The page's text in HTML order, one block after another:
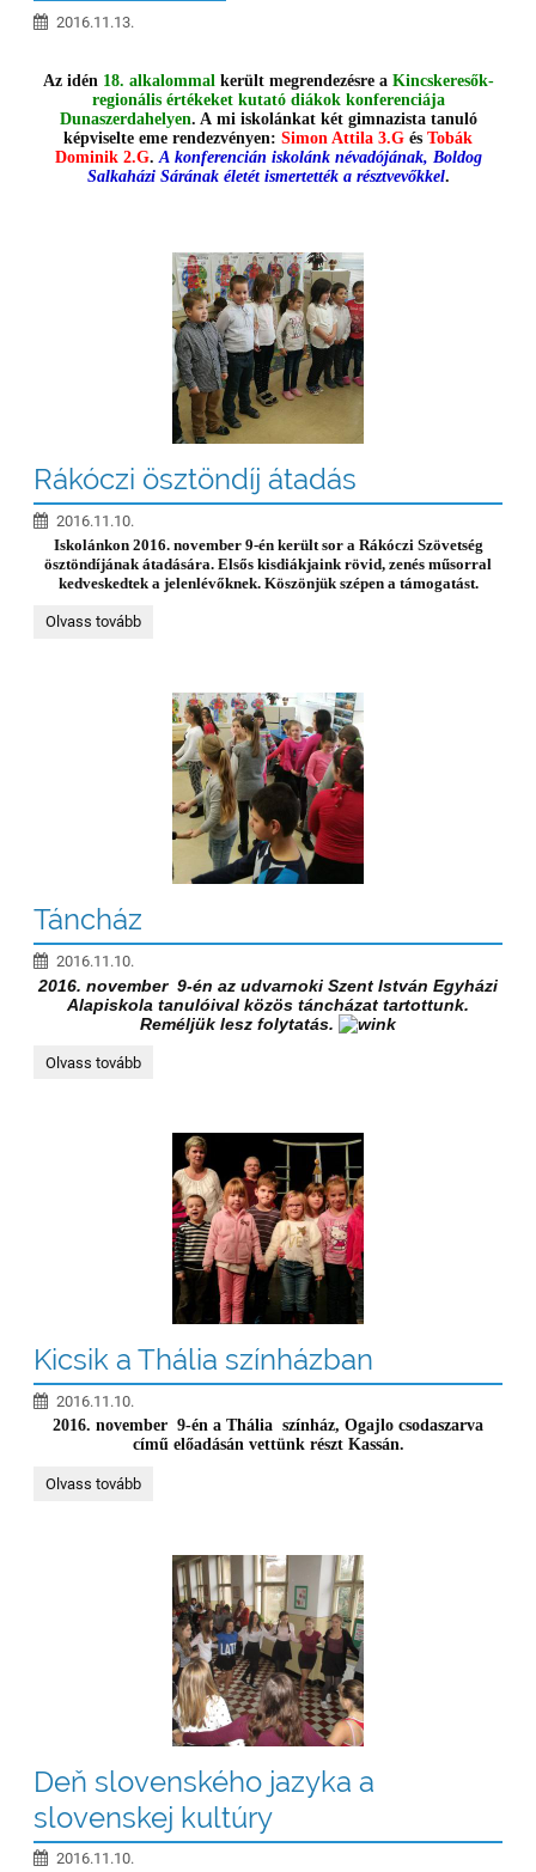
2016.11.13.
Az idén 18. alkalommal került megrendezésre a Kincskeresők-
regionális értékeket kutató diákok konferenciája
Dunaszerdahelyen. A mi iskolánkat két gimnazista tanuló
képviselte eme rendezvényen: Simon Attila 3.G és Tobák
Dominik 2.G. A konferencián iskolánk névadójának, Boldog
Salkaházi Sárának életét ismertették a résztvevőkkel.
Rákóczi ösztöndíj átadás
2016.11.10.
Iskolánkon 2016. november 9-én került sor a Rákóczi Szövetség
ösztöndíjának átadására. Elsős kisdiákjaink rövid, zenés műsorral
kedveskedtek a jelenlévőknek. Köszönjük szépen a támogatást.
Rákóczi
Olvass tovább
Táncház
2016.11.10.
2016. november 9-én az udvarnoki Szent István Egyházi
Alapiskola tanulóival kӧzӧs táncházat tartottunk.
Reméljük lesz folytatás.
Táncház:
Olvass tovább
Kicsik a Thália színházban
2016.11.10.
2016. november 9-én a Thália színház, Ogajlo csodaszarva
című előadásán vettünk részt Kassán.
Kicsik
Olvass tovább
Deň slovenského jazyka a
slovenskej kultúry
2016.11.10.